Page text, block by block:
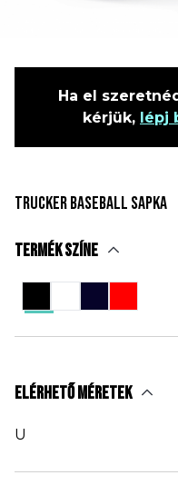
Ha el
kérjük, lépj
Termék színe
Elérhető méretek
U
Trucker baseball sapka